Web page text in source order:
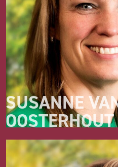
SUSANNE
OOSTERHOUT